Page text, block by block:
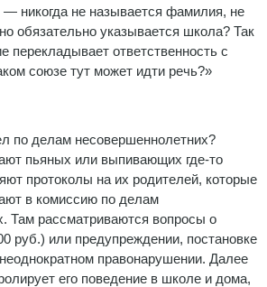
никогда не называется фамилия, не
обязательно указывается школа? Так
перекладывает ответ­ственность с
союзе тут может идти речь?»
по делам несовершеннолетних?
пьяных или выпиваю­щих где-то
протоколы на их родителей, кото­рые
в ко­миссию по делам
Там рассматриваются вопросы о
руб.) или предупреждении, постановке
правонарушении. Далее
его поведение в школе и дома,